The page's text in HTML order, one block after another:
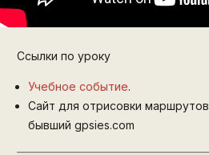
Ссылки по уроку
Учебное событие.
Cайт для отрисовки маршрутов
бывший gpsies.com